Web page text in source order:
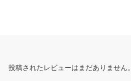
投稿されたレビューはまだありません。